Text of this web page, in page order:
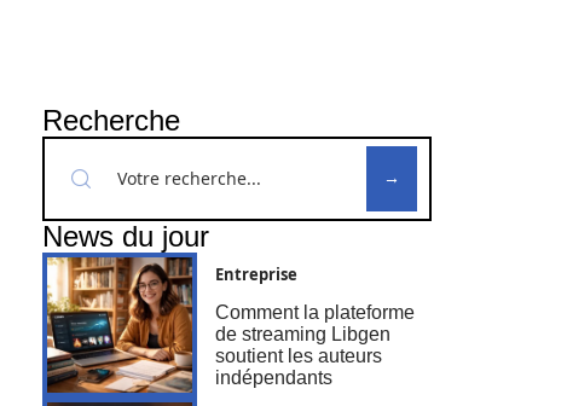
Recherche
News du jour
Entreprise
Comment la plateforme
de streaming Libgen
soutient les auteurs
indépendants